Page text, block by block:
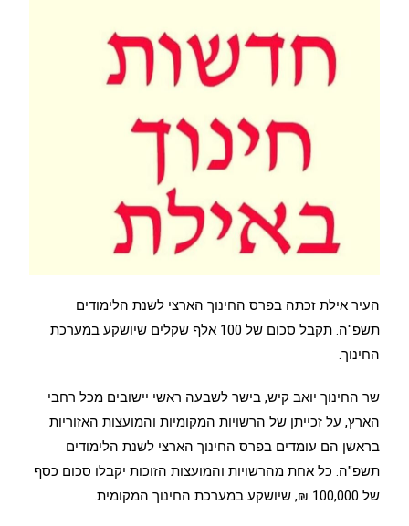
העיר אילת זכתה בפרס החינוך הארצי לשנת הלימודים
תשפ"ה. תקבל סכום של 100 אלף שקלים שיושקע במערכת
החינוך.
שר החינוך יואב קיש, בישר לשבעה ראשי יישובים מכל רחבי
הארץ, על זכייתן של הרשויות המקומיות והמועצות האזוריות
בראשן הם עומדים בפרס החינוך הארצי לשנת הלימודים
תשפ"ה. כל אחת מהרשויות והמועצות הזוכות יקבלו סכום כסף
של 100,000 ₪, שיושקע במערכת החינוך המקומית.